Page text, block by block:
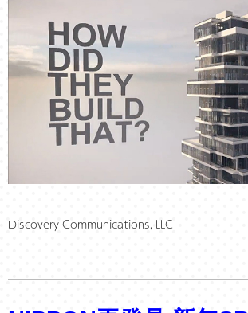
Discovery Communications, LLC